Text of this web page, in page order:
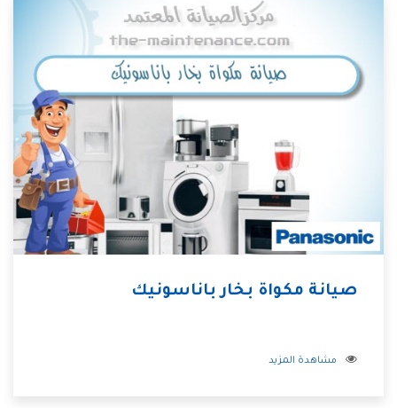
صيانة مكواة بخار باناسونيك
مشاهدة المزيد